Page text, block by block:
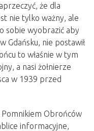
że dla
nie tylko ważny, ale
sobie wyobrazić aby
Gdańsku, nie postawił
to właśnie w tym
a nasi żołnierze
w 1939 przed
Pomnikiem Obrońców
informacyjne,